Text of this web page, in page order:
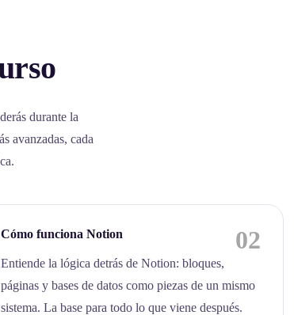
durante la
avanzadas, cada
Cómo funciona Notion 02
Entiende la lógica detrás de Notion: bloques,
páginas y bases de datos como piezas de un mismo
sistema. La base para todo lo que viene después.